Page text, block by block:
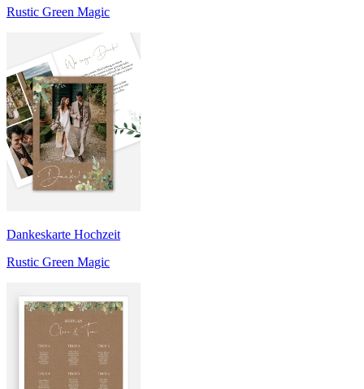
Rustic Green Magic
Dankeskarte Hochzeit
Rustic Green Magic